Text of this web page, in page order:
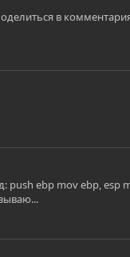
в
push ebp mov ebp, esp